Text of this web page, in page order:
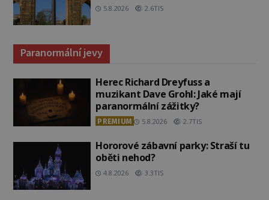
5.8.2026 2.6TIS
Paranormální jevy
Herec Richard Dreyfuss a
muzikant Dave Grohl: Jaké mají
paranormální zážitky?
PREMIUM 5.8.2026 2.7TIS
Hororové zábavní parky: Straší tu
oběti nehod?
4.8.2026 3.3TIS